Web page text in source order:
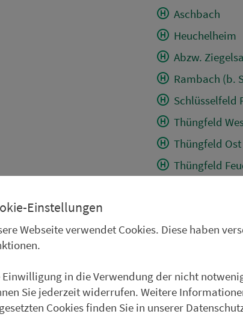
Aschbach
Heuchelheim
Abzw.
Rambach (b.
Schlüsselfeld
Thüngfeld
Thüngfeld Ost
Thüngfeld
Elsendorf
Volkersdorf
Mühlhausen/
Schirnsdorf
Einstellungen
Webseite verwendet Cookies. Diese haben
Einwilligung in die Verwendung der nicht
Sie jederzeit widerrufen. Weitere
Cookies finden Sie in unserer